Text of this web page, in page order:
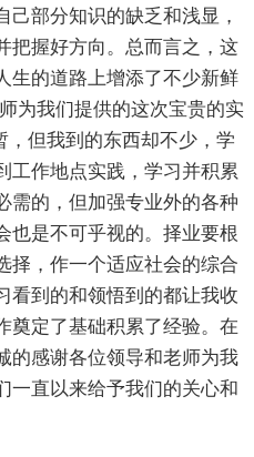
己部分知识的缺乏和浅显，
把握好方向。总而言之，这
生的道路上增添了不少新鲜
为我们提供的这次宝贵的实
，但我到的东西却不少，学
工作地点实践，学习并积累
需的，但加强专业外的各种
也是不可乎视的。择业要根
择，作一个适应社会的综合
看到的和领悟到的都让我收
奠定了基础积累了经验。在
的感谢各位领导和老师为我
一直以来给予我们的关心和